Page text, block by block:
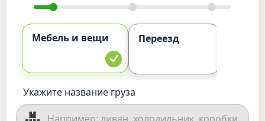
Мебель и вещи Переезд
Укажите название груза